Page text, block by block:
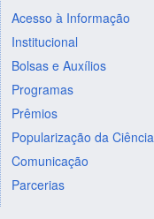
Acesso à Informação
Institucional
Bolsas e Auxílios
Programas
Prêmios
Popularização da Ciência
Comunicação
Parcerias